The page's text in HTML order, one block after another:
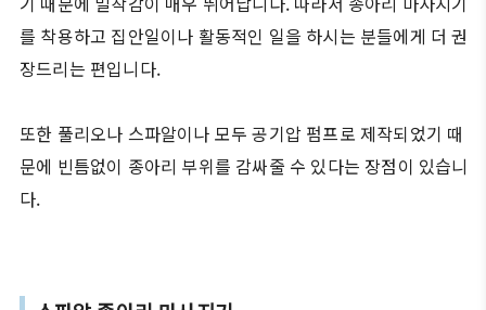
를 착용하고 집안일이나 활동적인 일을 하시는 분들에게 더 권
장드리는 편입니다.
또한 풀리오나 스파알이나 모두 공기압 펌프로 제작되었기 때
문에 빈틈없이 종아리 부위를 감싸줄 수 있다는 장점이 있습니
다.